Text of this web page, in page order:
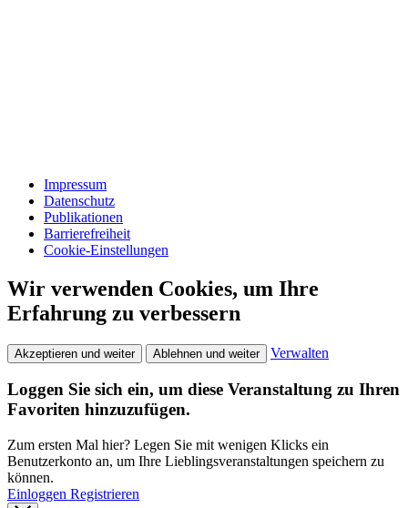
Impressum
Datenschutz
Publikationen
Barrierefreiheit
Cookie-Einstellungen
Wir verwenden Cookies, um Ihre
Erfahrung zu verbessern
Akzeptieren und weiter Ablehnen und weiter Verwalten
Loggen Sie sich ein, um diese Veranstaltung zu Ihren
Favoriten hinzuzufügen.
Zum ersten Mal hier? Legen Sie mit wenigen Klicks ein
Benutzerkonto an, um Ihre Lieblingsveranstaltungen speichern zu
können.
Einloggen Registrieren